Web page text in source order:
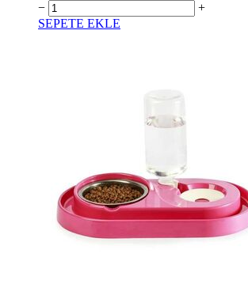
−
+
SEPETE EKLE